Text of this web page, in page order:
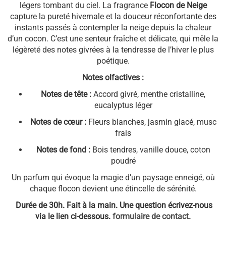
légers tombant du ciel. La fragrance Flocon de Neige
capture la pureté hivernale et la douceur réconfortante des
instants passés à contempler la neige depuis la chaleur
d’un cocon. C’est une senteur fraîche et délicate, qui mêle la
légèreté des notes givrées à la tendresse de l’hiver le plus
poétique.
Notes olfactives :
Notes de tête : Accord givré, menthe cristalline,
eucalyptus léger
Notes de cœur :Fleurs blanches, jasmin glacé, musc
frais
Notes de fond :Bois tendres, vanille douce, coton
poudré
Un parfum qui évoque la magie d’un paysage enneigé, où
chaque flocon devient une étincelle de sérénité.
Durée de 30h. Fait à la main. Une question écrivez-nous
via le lien ci-dessous. formulaire de contact.